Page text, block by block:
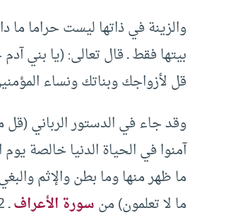
والزينة في ذاتها ليست حراما ما
قل لأزواجك وبناتك ونساء المؤمنين
وقد جاء في الدستور الرباني (قل
آمنوا في الحياة الدنيا خالصة
ما ظهر منها وما بطن والإثم
ما لا تعلمون) منسورة الأعرافـ 22 ، 32 .